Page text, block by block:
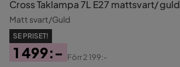
Cross Taklampa 7L E27 mattsvart/ guld
Matt svart/Guld
SE PRISET!
1 499:-
Förr2 199:-